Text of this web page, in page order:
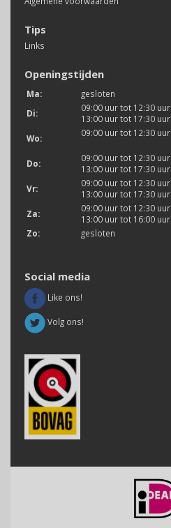
Tips
Links
Openingstijden
Ma:
gesloten
Di:
09:00 uur tot 12:30 uur
13:00 uur tot 17:30 uur
Wo:
09:00 uur tot 12:30 uur
Do:
09:00 uur tot 12:30 uur
13:00 uur tot 17:30 uur
Vr:
09:00 uur tot 12:30 uur
13:00 uur tot 17:30 uur
Za:
09:00 uur tot 12:30 uur
13:00 uur tot 16:00 uur
Zo:
gesloten
Social media
Like ons!
Volg ons!